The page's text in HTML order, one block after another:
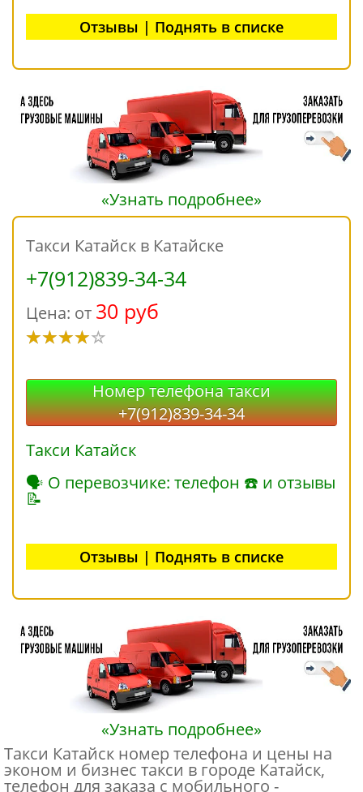
Отзывы | Поднять в списке
«Узнать подробнее»
Такси Катайск в Катайске
+7(912)839-34-34
Цена: от 30 руб
Номер телефона такси
+7(912)839-34-34
Такси Катайск
🗣 О перевозчике: телефон ☎ и отзывы
📝
Отзывы | Поднять в списке
«Узнать подробнее»
Такси Катайск номер телефона и цены на
эконом и бизнес такси в городе Катайск,
телефон для заказа с мобильного -